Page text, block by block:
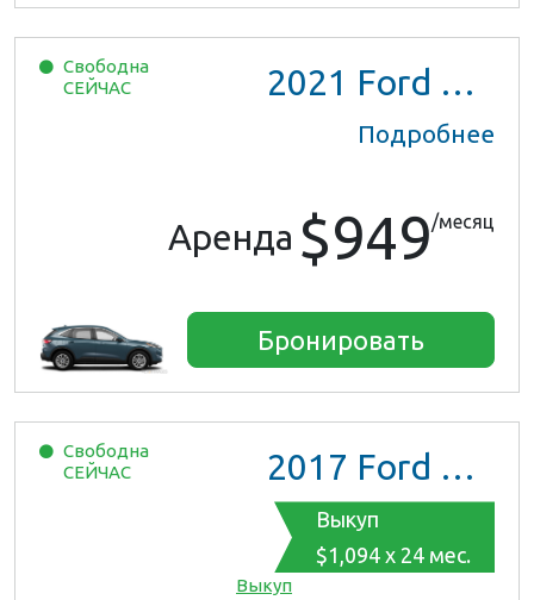
Свободна
СЕЙЧАС
2021 Ford Escape SE Hybrid
Подробнее
Аренда $949/месяц
Бронировать
Свободна
СЕЙЧАС
2017 Ford Mustang
Выкуп
$1,094 x 24 мес.
Выкуп